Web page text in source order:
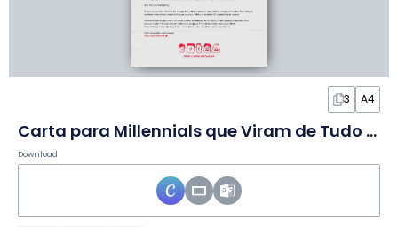
3 A4
Carta para Millennials que Viram de Tudo e Seguiram em Frente em Slides
Download